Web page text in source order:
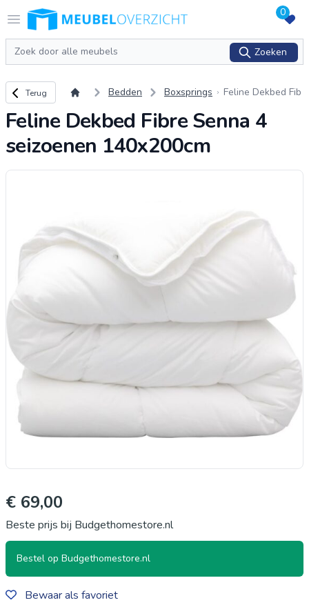
Open menu
Logo Meubeloverzicht.nl 0
Zoeken
Zoeken
Terug naar overzicht
Terug Bedden Boxsprings
Feline Dekbed Fib
nen 140x200cm
Feline Dekbed Fibre Senna 4
seizoenen 140x200cm
€ 69,00
Beste prijs bij Budgethomestore.nl
Bestel op Budgethomestore.nl
Bewaar als favoriet